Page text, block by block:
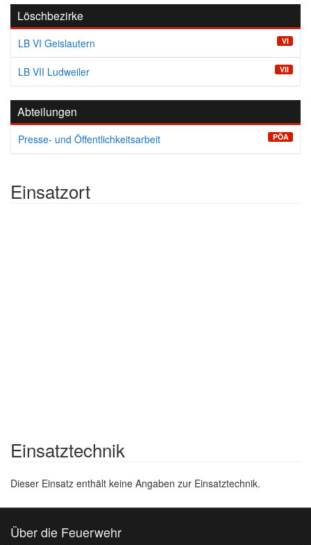
Löschbezirke
LB VI Geislautern VI
LB VII Ludweiler VII
Abteilungen
Presse- und Öffentlichkeitsarbeit PÖA
Einsatzort
Einsatztechnik
Dieser Einsatz enthält keine Angaben zur Einsatztechnik.
Über die Feuerwehr